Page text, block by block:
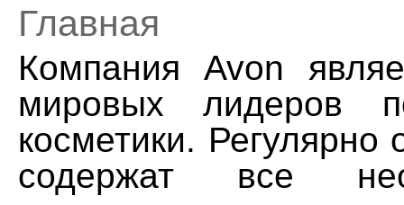
Главная
Компания Avon
мировых лидеров
косметики.
содержат все